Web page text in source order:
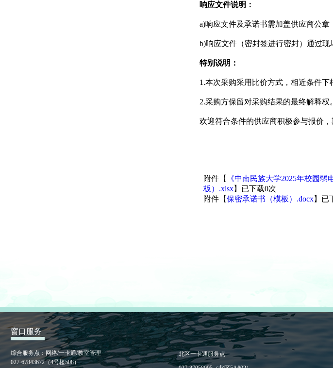
响应文件说明：
a)响应文件及承诺书需加盖供应商公章
b)响应文件（密封签进行密封）通过现
特别说明：
1.本次采购采用比价方式，相近条件
2.采购方保留对采购结果的最终解释权。
欢迎符合条件的供应商积极参与报价，
附件【
《中南民族大学2025年校园
板）.xlsx】已下载0次
附件【保密承诺书（模板）.docx】已
窗口服务
综合服务点：网络/一卡通/教室管理
027-67843672（4号楼508）
北区一卡通服务点